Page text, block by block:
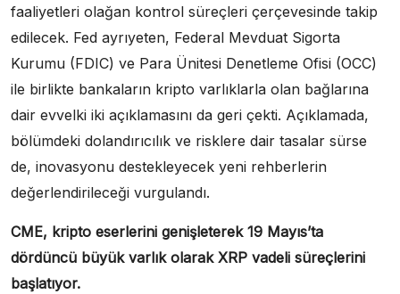
faaliyetleri olağan kontrol süreçleri çerçevesinde takip
edilecek. Fed ayrıyeten, Federal Mevduat Sigorta
Kurumu (FDIC) ve Para Ünitesi Denetleme Ofisi (OCC)
ile birlikte bankaların kripto varlıklarla olan bağlarına
dair evvelki iki açıklamasını da geri çekti. Açıklamada,
bölümdeki dolandırıcılık ve risklere dair tasalar sürse
de, inovasyonu destekleyecek yeni rehberlerin
değerlendirileceği vurgulandı.
CME, kripto eserlerini genişleterek 19 Mayıs’ta
dördüncü büyük varlık olarak XRP vadeli süreçlerini
başlatıyor.